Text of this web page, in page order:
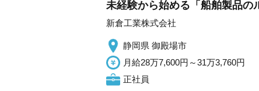
未経験から始める「船舶製品の
新倉工業株式会社
静岡県 御殿場市
月給28万7,600円～31万3,760円
正社員